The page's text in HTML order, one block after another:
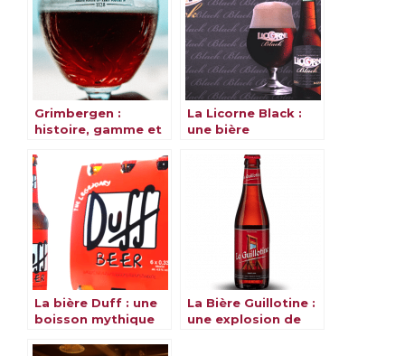
Grimbergen :
histoire, gamme et
La Licorne Black :
une bière
magique
La bière Duff : une
boisson mythique
La Bière Guillotine :
une explosion de